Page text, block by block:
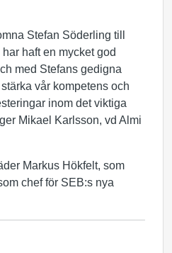
Stefan Söderling till
haft en mycket god
med Stefans gedigna
vår kompetens och
inom det viktiga
Mikael Karlsson, vd Almi
Markus Hökfelt, som
chef för SEB:s nya